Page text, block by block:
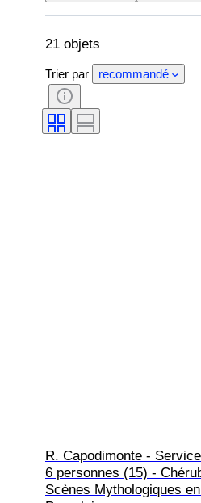
Créateur
21 objets
Trier par recommandé
R. Capodimonte -
6 personnes (15) -
Scènes Mythologiques